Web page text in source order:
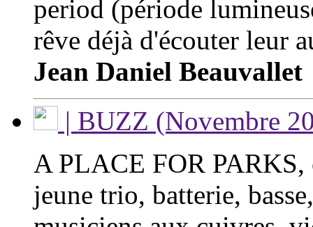
period (période
rêve déjà d'écouter leur
Jean Daniel Beauvallet
| BUZZ (Novembre
A PLACE FOR
jeune trio, batterie,